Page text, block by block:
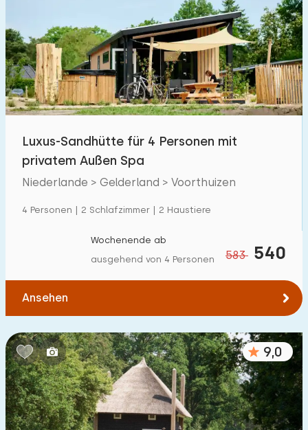
Unterkunft
Nicht im Ferienpark 164
Im Ferienpark 800 +
Einfamilienhaus
Ferienbauernhof
Villa
Kinderfreundlich
Kindermöbel
Eingezäunter Garten 131
Spielgeräte im Garten 126
Hallenbad 437
Luxus-Sandhütte für 4 Personen mit
privatem Außen Spa
Niederlande > Gelderland > Voorthuizen
4 Personen | 2 Schlafzimmer | 2 Haustiere
583 540
Wochenende ab
ausgehend von 4 Personen
Ansehen
9,0